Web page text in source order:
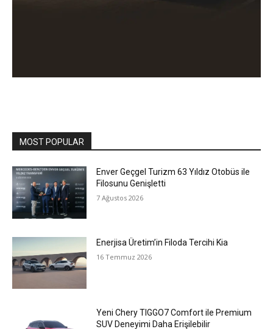
MOST POPULAR
Enver Geçgel Turizm 63 Yıldız Otobüs ile
Filosunu Genişletti
7 Ağustos 2026
Enerjisa Üretim’in Filoda Tercihi Kia
16 Temmuz 2026
Yeni Chery TIGGO7 Comfort ile Premium
SUV Deneyimi Daha Erişilebilir